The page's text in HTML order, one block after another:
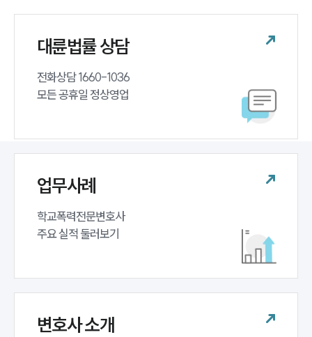
뉴스레터/브로슈어
대륜법률상담예약
대륜법률 상담
전화상담 1660-1036
모든 공휴일 정상영업
업무사례
학교폭력전문변호사
주요 실적 둘러보기
변호사 소개